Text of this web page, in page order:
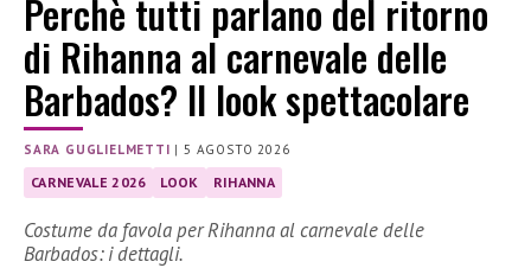
Perchè tutti parlano del ritorno
di Rihanna al carnevale delle
Barbados? Il look spettacolare
SARA GUGLIELMETTI | 5 AGOSTO 2026
CARNEVALE 2026 LOOK RIHANNA
Costume da favola per Rihanna al carnevale delle
Barbados: i dettagli.